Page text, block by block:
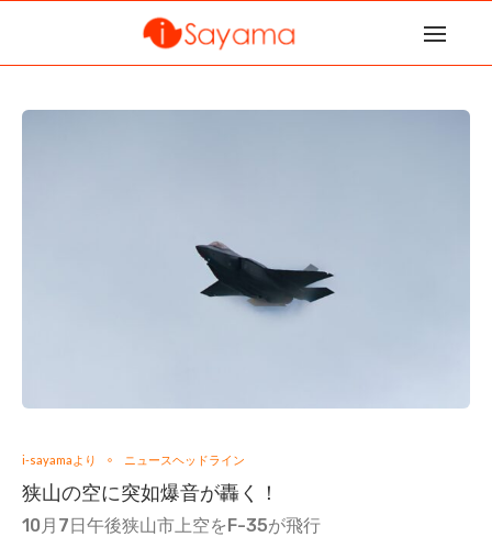
i-sayamaより ニュースヘッドライン
狭山の空に突如爆音が轟く！
10月7日午後狭山市上空をF-35が飛行